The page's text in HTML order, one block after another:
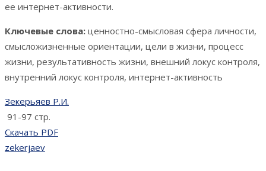
ее интернет-активности.
Ключевые слова: ценностно-смысловая сфера личности,
смысложизненные ориентации, цели в жизни, процесс
жизни, результативность жизни, внешний локус контроля,
внутренний локус контроля, интернет-активность
Зекерьяев Р.И.
91-97 стр.
Скачать PDF
zekerjaev